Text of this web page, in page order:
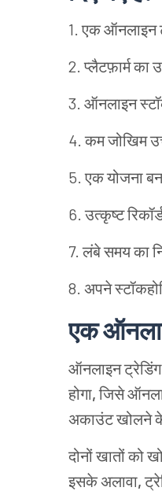
1. एकऑनलाइन
2. प्लैटफ़ार्म का
3. ऑनलाइन
4. कमजोखिम
5. एकयोजना
6. उत्कृष्ट
7. लंबे समय का
8. अपने
एक
ऑनलाइनट्रेडिंग
होगा,जिसे
अकाउंट खोलने के
दोनोंखातोंको
इसकेअलावा,